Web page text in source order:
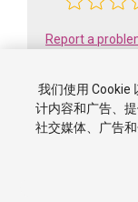
Report a
我们使用 Cookie
计内容和广告、
社交媒体、广告